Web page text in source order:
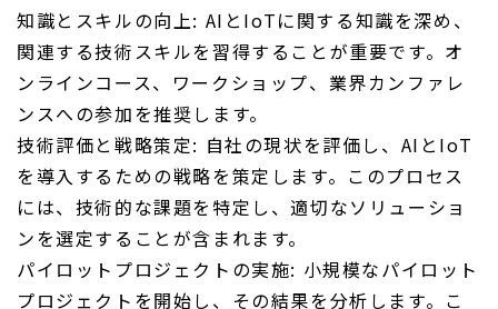
知識とスキルの向上: AIとIoTに関する知識を深め、
関連する技術スキルを習得することが重要です。オ
ンラインコース、ワークショップ、業界カンファレ
ンスへの参加を推奨します。
技術評価と戦略策定: 自社の現状を評価し、AIとIoT
を導入するための戦略を策定します。このプロセス
には、技術的な課題を特定し、適切なソリューショ
ンを選定することが含まれます。
パイロットプロジェクトの実施: 小規模なパイロット
プロジェクトを開始し、その結果を分析します。こ